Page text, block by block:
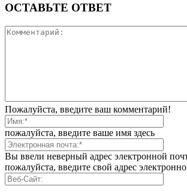
ОСТАВЬТЕ ОТВЕТ
Пожалуйста, введите ваш комментарий!
пожалуйста, введите ваше имя здесь
Вы ввели неверный адрес электронной
пожалуйста, введите свой адрес